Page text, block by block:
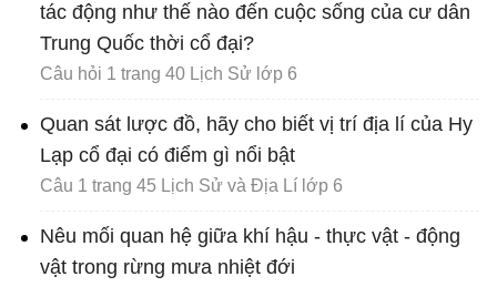
tác động như thế nào đến cuộc sống của cư dân
Trung Quốc thời cổ đại?
Câu hỏi 1 trang 40 Lịch Sử lớp 6
Quan sát lược đồ, hãy cho biết vị trí địa lí của Hy
Lạp cổ đại có điểm gì nổi bật
Câu 1 trang 45 Lịch Sử và Địa Lí lớp 6
Nêu mối quan hệ giữa khí hậu - thực vật - động
vật trong rừng mưa nhiệt đới